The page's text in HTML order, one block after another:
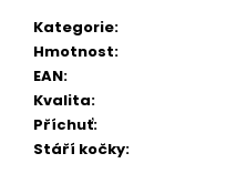
Kategorie:
Hmotnost:
EAN:
Kvalita:
Příchuť:
Stáří kočky:
u
č
u
e
m